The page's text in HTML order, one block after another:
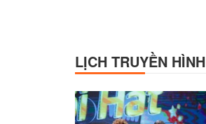
LỊCH TRUYỀN HÌNH